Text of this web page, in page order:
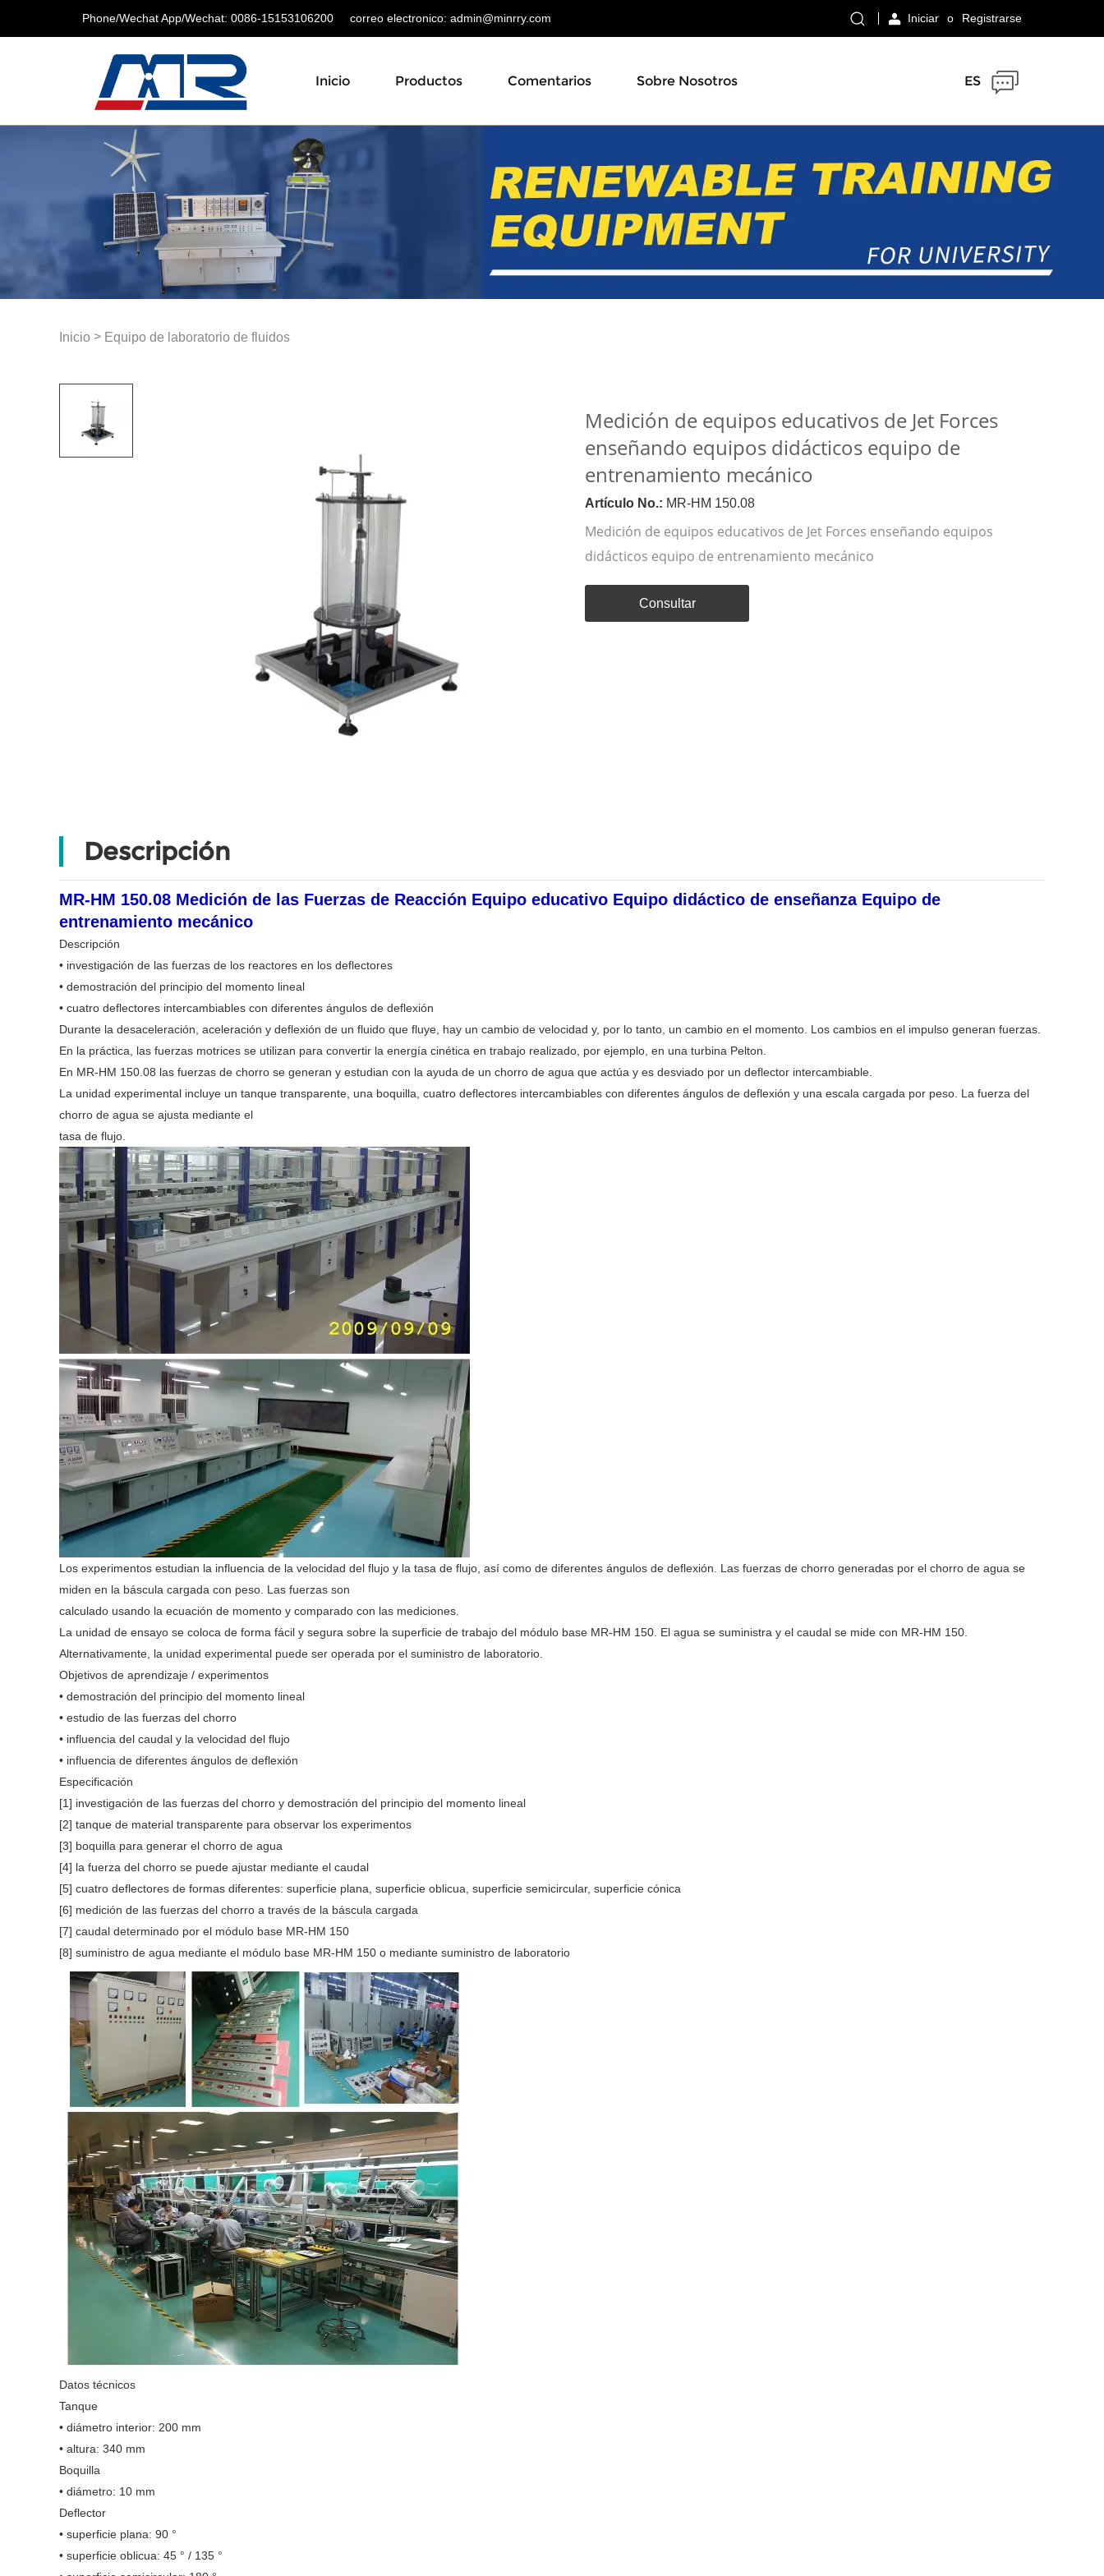
Phone/Wechat App/Wechat: 0086-15153106200 correo electronico: admin@minrry.com Iniciar o Registrarse
Inicio Productos Comentarios Sobre Nosotros ES
Inicio > Equipo de laboratorio de fluidos
Medición de equipos educativos de Jet Forces
enseñando equipos didácticos equipo de
entrenamiento mecánico
Artículo No.: MR-HM 150.08
Medición de equipos educativos de Jet Forces enseñando equipos
didácticos equipo de entrenamiento mecánico
Consultar
Descripción
MR-HM 150.08 Medición de las Fuerzas de Reacción Equipo educativo Equipo didáctico de enseñanza Equipo de
entrenamiento mecánico
Descripción
• investigación de las fuerzas de los reactores en los deflectores
• demostración del principio del momento lineal
• cuatro deflectores intercambiables con diferentes ángulos de deflexión
Durante la desaceleración, aceleración y deflexión de un fluido que fluye, hay un cambio de velocidad y, por lo tanto, un cambio en el momento. Los cambios en el impulso generan fuerzas.
En la práctica, las fuerzas motrices se utilizan para convertir la energía cinética en trabajo realizado, por ejemplo, en una turbina Pelton.
En MR-HM 150.08 las fuerzas de chorro se generan y estudian con la ayuda de un chorro de agua que actúa y es desviado por un deflector intercambiable.
La unidad experimental incluye un tanque transparente, una boquilla, cuatro deflectores intercambiables con diferentes ángulos de deflexión y una escala cargada por peso. La fuerza del
chorro de agua se ajusta mediante el
tasa de flujo.
Los experimentos estudian la influencia de la velocidad del flujo y la tasa de flujo, así como de diferentes ángulos de deflexión. Las fuerzas de chorro generadas por el chorro de agua se
miden en la báscula cargada con peso. Las fuerzas son
calculado usando la ecuación de momento y comparado con las mediciones.
La unidad de ensayo se coloca de forma fácil y segura sobre la superficie de trabajo del módulo base MR-HM 150. El agua se suministra y el caudal se mide con MR-HM 150.
Alternativamente, la unidad experimental puede ser operada por el suministro de laboratorio.
Objetivos de aprendizaje / experimentos
• demostración del principio del momento lineal
• estudio de las fuerzas del chorro
• influencia del caudal y la velocidad del flujo
• influencia de diferentes ángulos de deflexión
Especificación
[1] investigación de las fuerzas del chorro y demostración del principio del momento lineal
[2] tanque de material transparente para observar los experimentos
[3] boquilla para generar el chorro de agua
[4] la fuerza del chorro se puede ajustar mediante el caudal
[5] cuatro deflectores de formas diferentes: superficie plana, superficie oblicua, superficie semicircular, superficie cónica
[6] medición de las fuerzas del chorro a través de la báscula cargada
[7] caudal determinado por el módulo base MR-HM 150
[8] suministro de agua mediante el módulo base MR-HM 150 o mediante suministro de laboratorio
Datos técnicos
Tanque
• diámetro interior: 200 mm
• altura: 340 mm
Boquilla
• diámetro: 10 mm
Deflector
• superficie plana: 90 °
• superficie oblicua: 45 ° / 135 °